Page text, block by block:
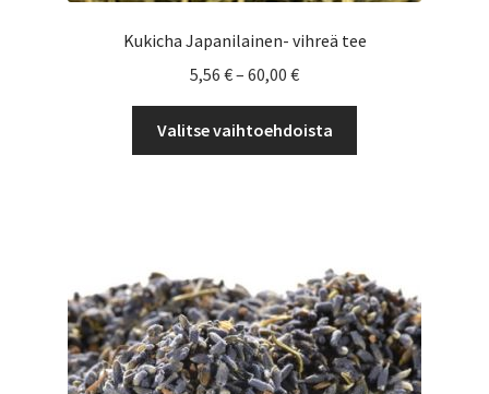
Kukicha Japanilainen- vihreä tee
5,56 €– 60,00 €Hintaluokka:
-
60,00 €
Valitse vaihtoehdoista
tehdä
valinnat
tuotteen
sivulla.